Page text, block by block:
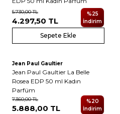
5.730,00TL
4.297,50 TL
%25
İndirim
Sepete Ekle
Yeni
2
Jean Paul Gaultier
Jean Paul Gaultier La Belle
Rosea EDP 50 ml Kadın
Parfüm
7.360,00TL
5.888,00 TL
%20
İndirim